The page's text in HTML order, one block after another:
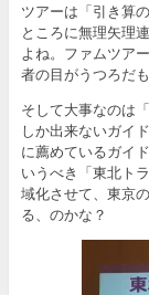
ツアーは「引き算
ところに無理矢理
よね。ファムツア
者の目がうつろだも
そして大事なのは
しか出来ないガイ
に薦めているガイ
いうべき「東北ト
域化させて、東京
る、のかな？